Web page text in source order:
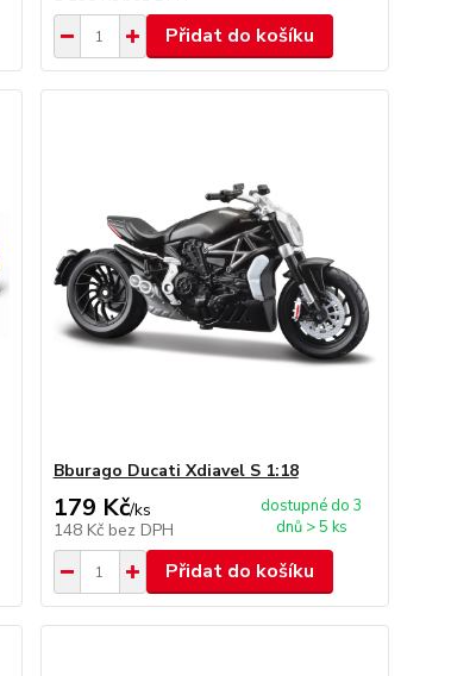
Přidat do košíku
Bburago Ducati Xdiavel S 1:18
179 Kč/ks
148 Kč bez DPH
dostupné do 3
dnů > 5 ks
Přidat do košíku